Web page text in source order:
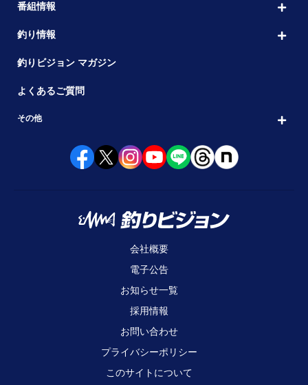
番組情報
釣り情報
釣りビジョン マガジン
よくあるご質問
その他
会社概要
電子公告
お知らせ一覧
採用情報
お問い合わせ
プライバシーポリシー
このサイトについて